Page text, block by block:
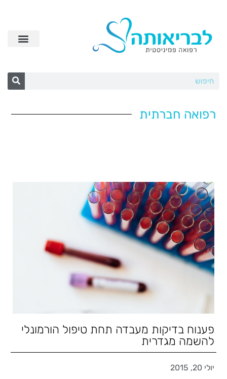
רפואה חברתית
פענוח בדיקות מעבדה תחת טיפול הורמונלי
להשמה מגדרית
יולי 20, 2015